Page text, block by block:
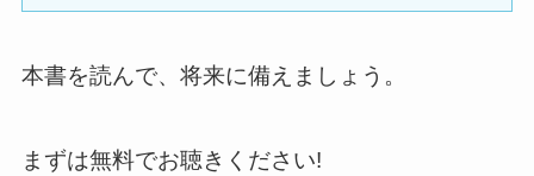
本書を読んで、将来に備えましょう。
まずは無料でお聴きください!